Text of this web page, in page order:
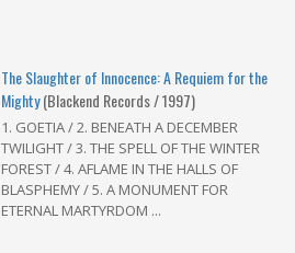
The Slaughter of Innocence: A Requiem for the
Mighty(Blackend Records / 1997)
1. GOETIA / 2. BENEATH A DECEMBER
TWILIGHT / 3. THE SPELL OF THE WINTER
FOREST / 4. AFLAME IN THE HALLS OF
BLASPHEMY / 5. A MONUMENT FOR
ETERNAL MARTYRDOM ...